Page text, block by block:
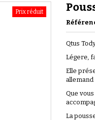
Prix réduit
Qtus
Légere,
Elle
allemand
Que
La